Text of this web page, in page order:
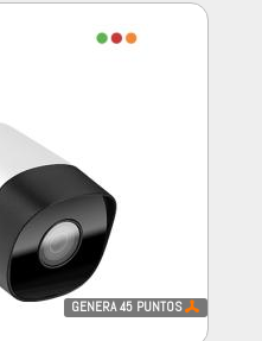
GENERA45 PUNTOS